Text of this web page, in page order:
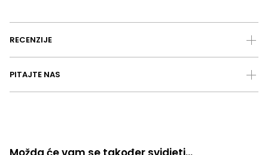
RECENZIJE
PITAJTE NAS